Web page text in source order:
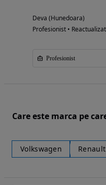
Deva (Hunedoara)
Profesionist • Reactualizat
Profesionist
Care este marca pe
Volkswagen Renault